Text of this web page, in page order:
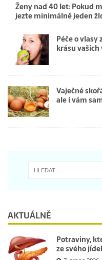
Ženy nad 40 let: Pokud
jezte minimálně jeden
Péče o
krásu vašich
Vaječné
ale i vám
AKTUÁLNĚ
Potraviny,
ze svého